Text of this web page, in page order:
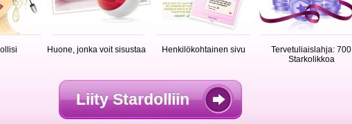
Huone, jonka voit sisustaa Henkilökohtainen sivu
Tervetuliaislahja: 700
Starkolikkoa
Liity Stardolliin